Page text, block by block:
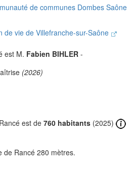
de communes Dombes Saône
de vie de Villefranche-sur-Saône
est M. Fabien BIHLER -
(2026)
est de 760 habitants (2025)
de Rancé 280 mètres.